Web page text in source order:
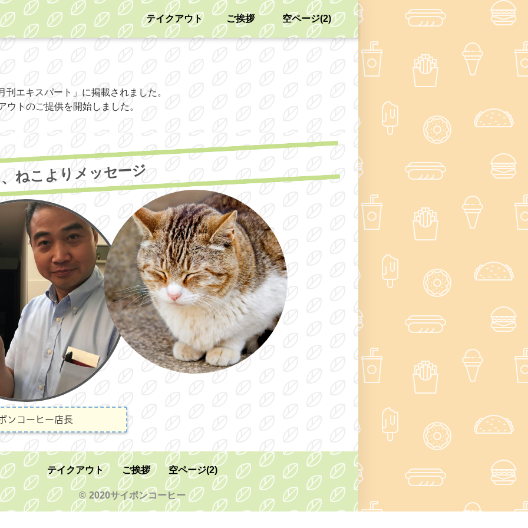
テイクアウト ご挨拶 空ページ(2)
エキスパート」に掲載されました。
トのご提供を開始しました。
ねこよりメッセージ
ンコーヒー店長
テイクアウト ご挨拶 空ページ(2)
© 2020サイポンコーヒー